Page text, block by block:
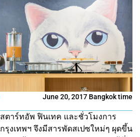
June 20, 2017 Bangkok time
ตาร์ทอัพ ฟินเทค และชั่วโมงการ
งเทพฯ จึงมีสารพัดสเปซใหม่ๆ ผุดขึ้น